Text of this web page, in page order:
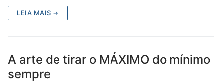
LEIA MAIS →
A arte de tirar o MÁXIMO do mínimo
sempre